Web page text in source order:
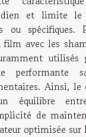
et limite le
ou spécifiques.
avec les
performante
Ainsi,
équilibre
de
optimisée sur